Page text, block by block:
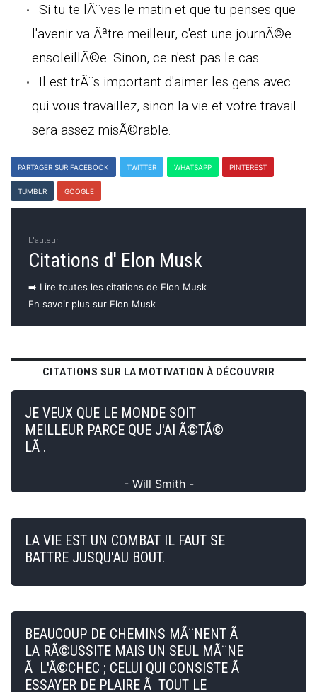
Si tu te lÃ¨ves le matin et que tu penses que
l'avenir va Ãªtre meilleur, c'est une journÃ©e
ensoleillÃ©e. Sinon, ce n'est pas le cas.
Il est trÃ¨s important d'aimer les gens avec
qui vous travaillez, sinon la vie et votre travail
sera assez misÃ©rable.
PARTAGER SUR FACEBOOK TWITTER WHATSAPP PINTEREST
TUMBLR GOOGLE
L'auteur
Citations d' Elon Musk
➡️ Lire toutes les citations de Elon Musk
En savoir plus sur Elon Musk
CITATIONS SUR LA MOTIVATION À DÉCOUVRIR
JE VEUX QUE LE MONDE SOIT
MEILLEUR PARCE QUE J'AI Ã©TÃ©
LÃ .
- Will Smith -
LA VIE EST UN COMBAT IL FAUT SE
BATTRE JUSQU'AU BOUT.
BEAUCOUP DE CHEMINS MÃ¨NENT Ã
LA RÃ©USSITE MAIS UN SEUL MÃ¨NE
Ã L'Ã©CHEC ; CELUI QUI CONSISTE Ã
ESSAYER DE PLAIRE Ã TOUT LE